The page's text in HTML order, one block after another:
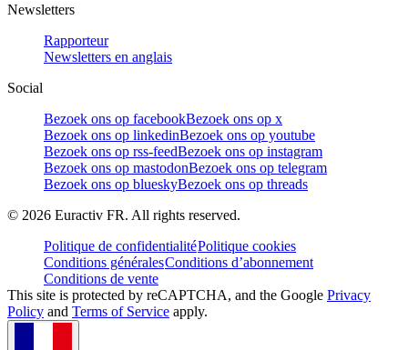
Newsletters
Rapporteur
Newsletters en anglais
Social
Bezoek ons op facebookBezoek ons op x
Bezoek ons op linkedinBezoek ons op youtube
Bezoek ons op rss-feedBezoek ons op instagram
Bezoek ons op mastodonBezoek ons op telegram
Bezoek ons op blueskyBezoek ons op threads
© 2026 Euractiv FR. All rights reserved.
Politique de confidentialitéPolitique cookies
Conditions généralesConditions d’abonnement
Conditions de vente
This site is protected by reCAPTCHA, and the Google Privacy
Policy and Terms of Service apply.